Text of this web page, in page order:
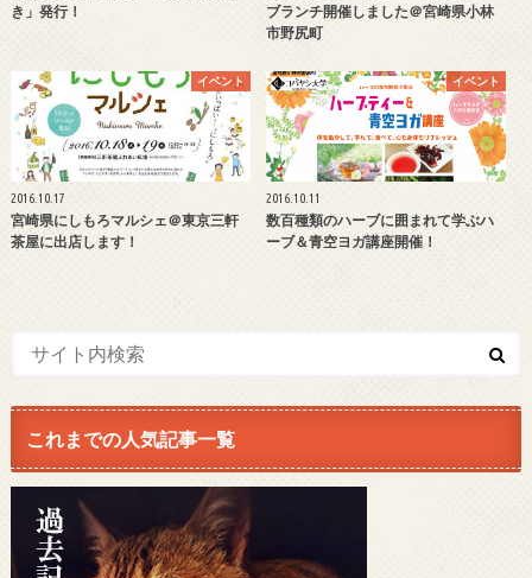
き」発行！
ブランチ開催しました＠宮崎県小林
市野尻町
イベント
2016.10.17
宮崎県にしもろマルシェ＠東京三軒
茶屋に出店します！
イベント
2016.10.11
数百種類のハーブに囲まれて学ぶハ
ーブ＆青空ヨガ講座開催！
これまでの人気記事一覧